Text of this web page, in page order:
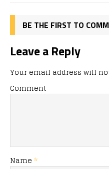
BE THE FIRST TO
Leave a Reply
Your email address will
Comment
Name *